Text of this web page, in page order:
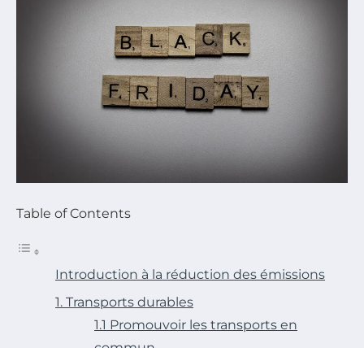
Table of Contents
Introduction à la réduction des émissions
1. Transports durables
1.1 Promouvoir les transports en